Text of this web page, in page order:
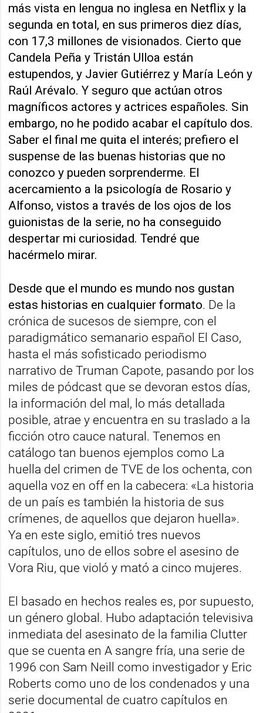
más vista en lengua no inglesa en Netflix y la
segunda en total, en sus primeros diez días,
con 17,3 millones de visionados. Cierto que
Candela Peña y Tristán Ulloa están
estupendos, y Javier Gutiérrez y María León y
Raúl Arévalo. Y seguro que actúan otros
magníficos actores y actrices españoles. Sin
embargo, no he podido acabar el capítulo dos.
Saber el final me quita el interés; prefiero el
suspense de las buenas historias que no
conozco y pueden sorprenderme. El
acercamiento a la psicología de Rosario y
Alfonso, vistos a través de los ojos de los
guionistas de la serie, no ha conseguido
despertar mi curiosidad. Tendré que
hacérmelo mirar.
Desde que el mundo es mundo nos gustan
estas historias en cualquier formato. De la
crónica de sucesos de siempre, con el
paradigmático semanario español El Caso,
hasta el más sofisticado periodismo
narrativo de Truman Capote, pasando por los
miles de pódcast que se devoran estos días,
la información del mal, lo más detallada
posible, atrae y encuentra en su traslado a la
ficción otro cauce natural. Tenemos en
catálogo tan buenos ejemplos como La
huella del crimen de TVE de los ochenta, con
aquella voz en off en la cabecera: «La historia
de un país es también la historia de sus
crímenes, de aquellos que dejaron huella».
Ya en este siglo, emitió tres nuevos
capítulos, uno de ellos sobre el asesino de
Vora Riu, que violó y mató a cinco mujeres.
El basado en hechos reales es, por supuesto,
un género global. Hubo adaptación televisiva
inmediata del asesinato de la familia Clutter
que se cuenta en A sangre fría, una serie de
1996 con Sam Neill como investigador y Eric
Roberts como uno de los condenados y una
serie documental de cuatro capítulos en